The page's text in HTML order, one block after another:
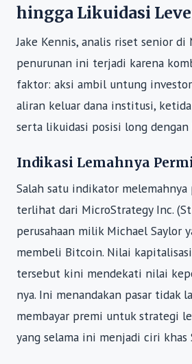
hingga Likuidasi
Jake Kennis, analis riset senior di
penurunan ini terjadi karena
faktor: aksi ambil untung
aliran keluar dana institusi,
serta likuidasi posisi long
Indikasi Lemahnya
Salah satu indikator
terlihat dari MicroStrategy Inc.
perusahaan milik Michael Saylor
membeli Bitcoin. Nilai
tersebut kini mendekati nilai
nya. Ini menandakan pasar tidak
membayar premi untuk strategi
yang selama ini menjadi ciri khas